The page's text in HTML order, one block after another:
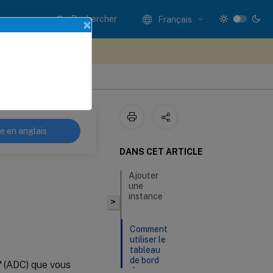
Rechercher Français
en anglais
(ADC) que vous
>
DANS CET ARTICLE
Ajouter
une
instance
Comment
utiliser le
tableau
de bord
des
×